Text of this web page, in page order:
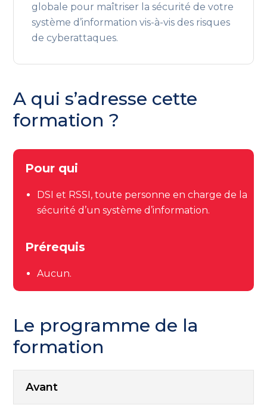
globale pour maîtriser la sécurité de votre
système d’information vis-à-vis des risques
de cyberattaques.
A qui s’adresse cette
formation ?
Pour qui
DSI et RSSI, toute personne en charge de la
sécurité d’un système d’information.
Prérequis
Aucun.
Le programme de la
formation
Avant